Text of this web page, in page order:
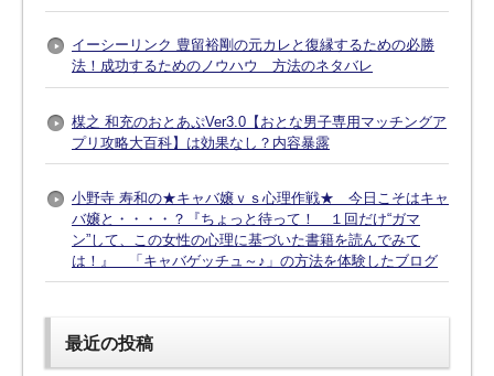
イーシーリンク 豊留裕剛の元カレと復縁するための必勝
法！成功するためのノウハウ 方法のネタバレ
楳之 和充のおとあぷVer3.0【おとな男子専用マッチングア
プリ攻略大百科】は効果なし？内容暴露
小野寺 寿和の★キャバ嬢ｖｓ心理作戦★ 今日こそはキャ
バ嬢と・・・・？『ちょっと待って！ １回だけ“ガマ
ン”して、この女性の心理に基づいた書籍を読んでみて
は！』 「キャバゲッチュ～♪」の方法を体験したブログ
最近の投稿